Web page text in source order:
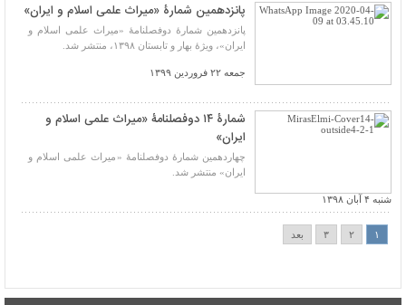
پانزدهمین شمارۀ «میراث علمی اسلام و ایران»
پانزدهمین شمارۀ دوفصلنامۀ «میراث علمی اسلام و
ایران»، ویژۀ بهار و تابستان ۱۳۹۸، منتشر شد.
جمعه ۲۲ فروردین ۱۳۹۹
شمارۀ ۱۴ دوفصلنامۀ «میراث علمی اسلام و
ایران»
چهاردهمین شمارۀ دوفصلنامۀ «میراث علمی اسلام و
ایران» منتشر شد.
شنبه ۴ آبان ۱۳۹۸
۱ ۲ ۳ بعد